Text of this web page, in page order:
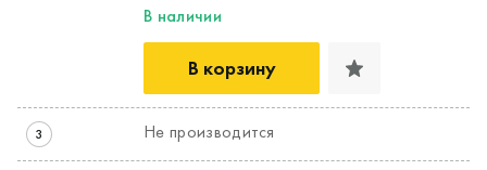
В наличии
В корзину
3 Не производится